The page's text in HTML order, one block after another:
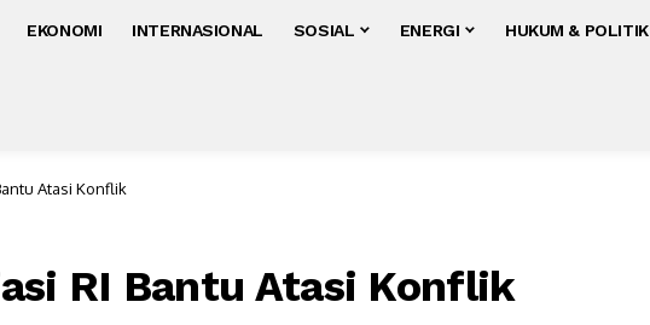
EKONOMI INTERNASIONAL SOSIAL ENERGI HUKUM & POLITIK
Atasi Konflik
RI Bantu Atasi Konflik